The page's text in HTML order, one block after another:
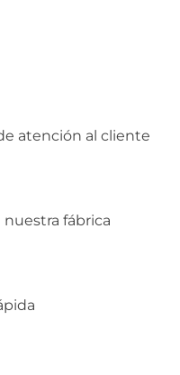
atención al cliente
fábrica